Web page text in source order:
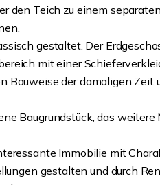
den Teich zu einem
gestaltet. Der
mit einer
der damaligen Zeit
Baugrundstück, das
Immobilie mit
gestalten und durch